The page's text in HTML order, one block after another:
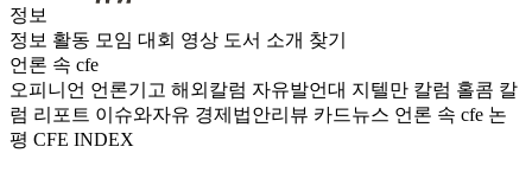
정보
정보 활동 모임 대회 영상 도서 소개 찾기
언론 속 cfe
오피니언 언론기고 해외칼럼 자유발언대 지텔만 칼럼 홀콤 칼
럼 리포트 이슈와자유 경제법안리뷰 카드뉴스 언론 속 cfe 논
평 CFE INDEX